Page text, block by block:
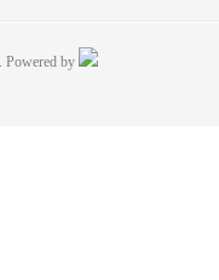
Powered by